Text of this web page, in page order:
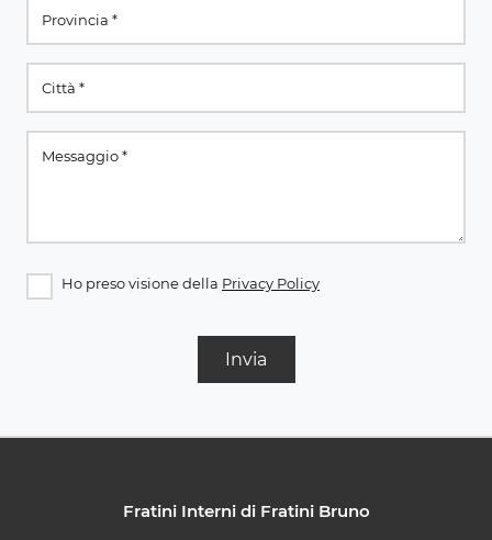
Ho preso visione della Privacy Policy
Invia
Fratini Interni di Fratini Bruno